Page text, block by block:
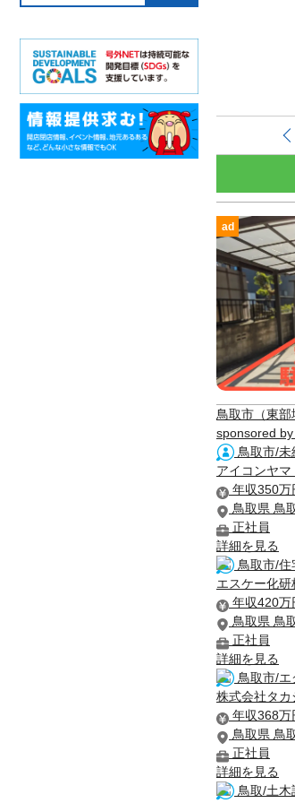
ad
鳥取市（東
sponsored
鳥取市/未
アイコンヤマ
年収350万
鳥取県 鳥
正社員
詳細を見る
鳥取市/住
エスケー化研
年収420万
鳥取県 鳥
正社員
詳細を見る
鳥取市/エ
株式会社タカ
年収368万
鳥取県 鳥
正社員
詳細を見る
鳥取/土木